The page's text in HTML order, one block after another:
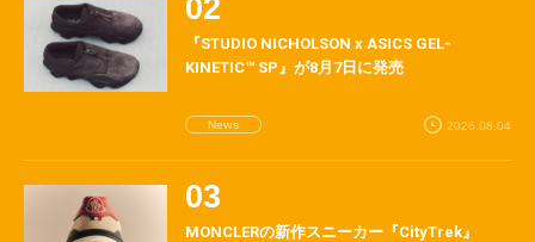
『STUDIO NICHOLSON x ASICS GEL-
KINETIC™ SP』が8月7日に発売
News 2026.08.04
MONCLERの新作スニーカー『CityTrek』